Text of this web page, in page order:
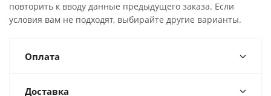
повторить к вводу данные предыдущего заказа. Если
условия вам не подходят, выбирайте другие варианты.
Оплата
Доставка